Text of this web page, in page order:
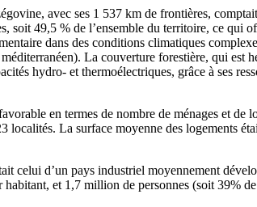
avec ses 1 537 km de frontières,
soit 49,5 % de l’ensemble du territoire, ce qui
dans des conditions climatiques
La couverture forestière, qui est
hydro- et thermoélectriques, grâce à ses
en termes de nombre de ménages et de
localités. La surface moyenne des logements
celui d’un pays industriel moyennement
et 1,7 million de personnes (soit 39%